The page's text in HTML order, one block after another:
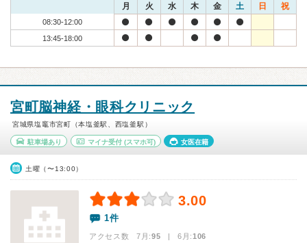
月 火 水 木 金 土 日 祝
08:30-12:00
13:45-18:00
宮町脳神経・眼科クリニック
宮城県塩竈市宮町（本塩釜駅、西塩釜駅）
駐車場あり マイナ受付(スマホ可) 女医在籍
土曜（〜13:00）
3.00
1件
アクセス数 7月:95 | 6月:106